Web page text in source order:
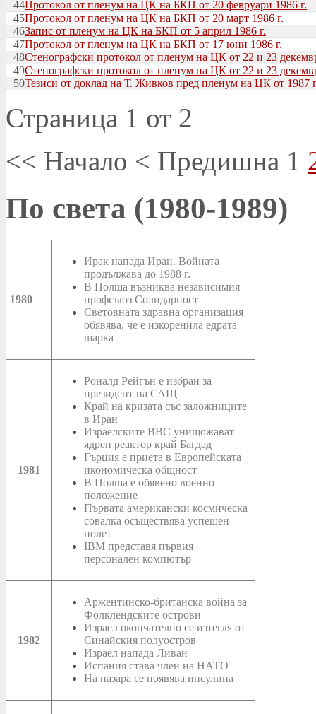
44Протокол от пленум на ЦК на БКП от 20 февруари 1986 г.
45Протокол от пленум на ЦК на БКП от 20 март 1986 г.
46Запис от пленум на ЦК на БКП от 5 април 1986 г.
47Протокол от пленум на ЦК на БКП от 17 юни 1986 г.
48Стенографски протокол от пленум на ЦК от 22 и 23
49Стенографски протокол от пленум на ЦК от 22 и 23
50Тезиси от доклад на Т. Живков пред пленум на ЦК от 1987
Страница 1 от 2
<< Начало < Предишна 1
По света (1980-1989)
1980
Ирак напада Иран. Войната
продължава до 1988 г.
В Полша възниква независимия
профсъюз Солидарност
Световната здравна организация
обявява, че е изкоренила едрата
шарка
1981
Роналд Рейгън е избран за
президент на САЩ
Край на кризата със заложниците
в Иран
Израелските ВВС унищожават
ядрен реактор край Багдад
Гърция е приета в Европейската
икономическа общност
В Полша е обявено военно
положение
Първата американски космическа
совалка осъществява успешен
полет
IBM представя първия
персонален компютър
1982
Аржентинско-британска война за
Фолклендските острови
Израел окончателно се изтегля от
Синайския полуостров
Израел напада Ливан
Испания става член на НАТО
На пазара се появява инсулина